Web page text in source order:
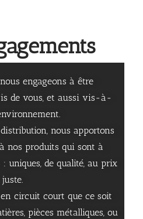
engageons à être
de vous, et aussi vis-à-
nous apportons
nos produits qui sont à
uniques, de qualité, au prix
juste.
circuit court que ce soit
pièces métalliques, ou